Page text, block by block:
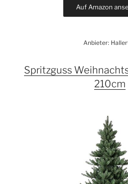
Auf Amazon
Anbieter:
Spritzguss
210cm